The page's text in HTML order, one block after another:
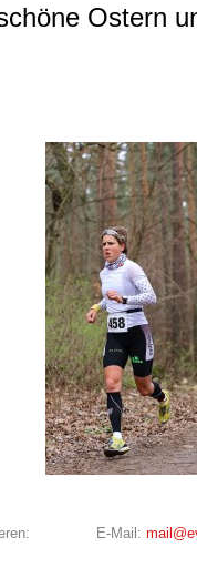
Ostern
E-Mail: